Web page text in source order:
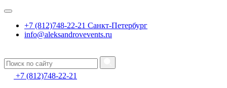
+7 (812)748-22-21 Санкт-Петербург
info@aleksandrovevents.ru
+7 (812)748-22-21